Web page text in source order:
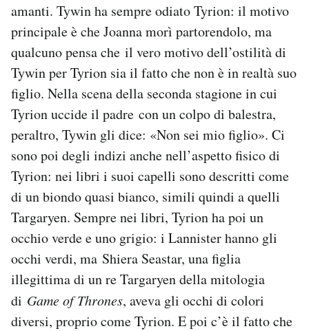
amanti. Tywin ha sempre odiato Tyrion: il motivo
principale è che Joanna morì partorendolo, ma
qualcuno pensa che il vero motivo dell’ostilità di
Tywin per Tyrion sia il fatto che non è in realtà suo
figlio. Nella scena della seconda stagione in cui
Tyrion uccide il padre con un colpo di balestra,
peraltro, Tywin gli dice: «Non sei mio figlio». Ci
sono poi degli indizi anche nell’aspetto fisico di
Tyrion: nei libri i suoi capelli sono descritti come
di un biondo quasi bianco, simili quindi a quelli
Targaryen. Sempre nei libri, Tyrion ha poi un
occhio verde e uno grigio: i Lannister hanno gli
occhi verdi, ma Shiera Seastar, una figlia
illegittima di un re Targaryen della mitologia
di Game of Thrones, aveva gli occhi di colori
diversi, proprio come Tyrion. E poi c’è il fatto che